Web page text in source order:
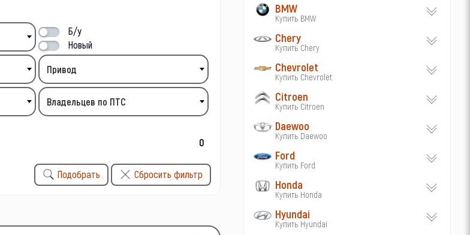
Б/у
Новый
Привод
Владельцев по ПТС
Подобрать Сбросить фильтр
BMW
Купить BMW
Chery
Купить Chery
Chevrolet
Купить Chevrolet
Citroen
Купить Citroen
Daewoo
Купить Daewoo
Ford
Купить Ford
Honda
Купить Honda
Hyundai
Купить Hyundai